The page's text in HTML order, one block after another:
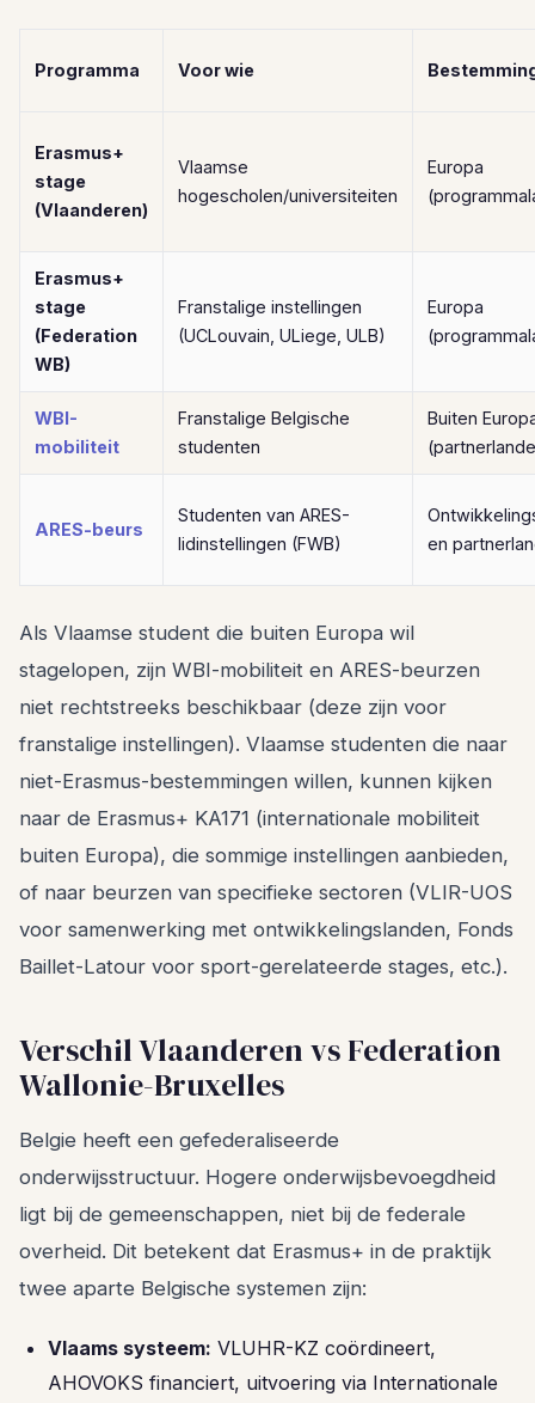
Programma Voor wie
Erasmus+
stage
(Vlaanderen)
Vlaamse
hogescholen/universiteiten
Europa
Erasmus+
stage
(Federation
WB)
Franstalige instellingen
(UCLouvain, ULiege, ULB)
Europa
WBI-
mobiliteit
Franstalige Belgische
studenten
Buiten
ARES-beurs
Studenten van ARES-
lidinstellingen (FWB)
en
Als Vlaamse student die buiten Europa wil
stagelopen, zijn WBI-mobiliteit en ARES-beurzen
niet rechtstreeks beschikbaar (deze zijn voor
franstalige instellingen). Vlaamse studenten die naar
niet-Erasmus-bestemmingen willen, kunnen kijken
naar de Erasmus+ KA171 (internationale mobiliteit
buiten Europa), die sommige instellingen aanbieden,
of naar beurzen van specifieke sectoren (VLIR-UOS
voor samenwerking met ontwikkelingslanden, Fonds
Baillet-Latour voor sport-gerelateerde stages, etc.).
Verschil Vlaanderen vs Federation
Wallonie-Bruxelles
Belgie heeft een gefederaliseerde
onderwijsstructuur. Hogere onderwijsbevoegdheid
ligt bij de gemeenschappen, niet bij de federale
overheid. Dit betekent dat Erasmus+ in de praktijk
twee aparte Belgische systemen zijn:
Vlaams systeem: VLUHR-KZ coördineert,
AHOVOKS financiert, uitvoering via Internationale